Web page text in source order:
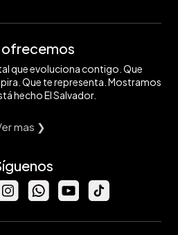
ofrecemos
que evoluciona contigo. Que
Que te representa. Mostramos
hecho El Salvador.
mas ❯